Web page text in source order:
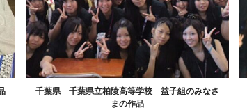
千葉県 千葉県立柏陵高等学校 益子組のみなさ
まの作品